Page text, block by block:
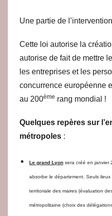
Une partie de
Cette loi autorise la
autorise de fait de mettre
les entreprises et les
concurrence européenne
au 200ème rang mondial !
Quelques repères sur
métropoles :
Le grand Lyon sera créé en janvier
absorbe le département. Seuls
territoriale des maires (évaluation
métropolitaine (choix des